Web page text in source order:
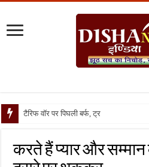
टैरिफ वॉर पर पिघली बर्फ, ट्रंप और मोदी क
करते हैं प्यार और